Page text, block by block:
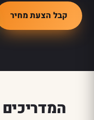
קבל הצעת מחיר